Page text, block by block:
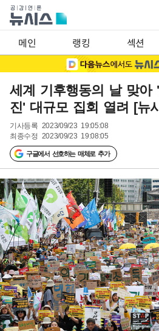
메인 랭킹 섹션
세계 기후행동의 날 맞아
진' 대규모 집회 열려 [뉴
기사등록 2023/09/23 19:05:08
최종수정 2023/09/23 19:08:05
구글에서 선호하는 매체로 추가